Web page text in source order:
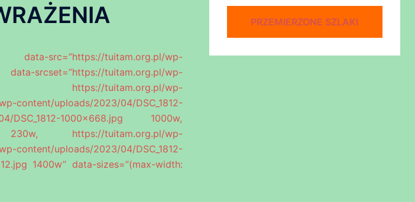
src=”https://tuitam.org.pl/wp-
tuitam.org.pl/wp-
https://tuitam.org.pl/wp-
content/uploads/2023/04/DSC_1812-
1000×668.jpg 1000w,
230w, https://tuitam.org.pl/wp-
content/uploads/2023/04/DSC_1812-
1400w” data-sizes=”(max-width:
PRZEMIERZONE SZLAKI